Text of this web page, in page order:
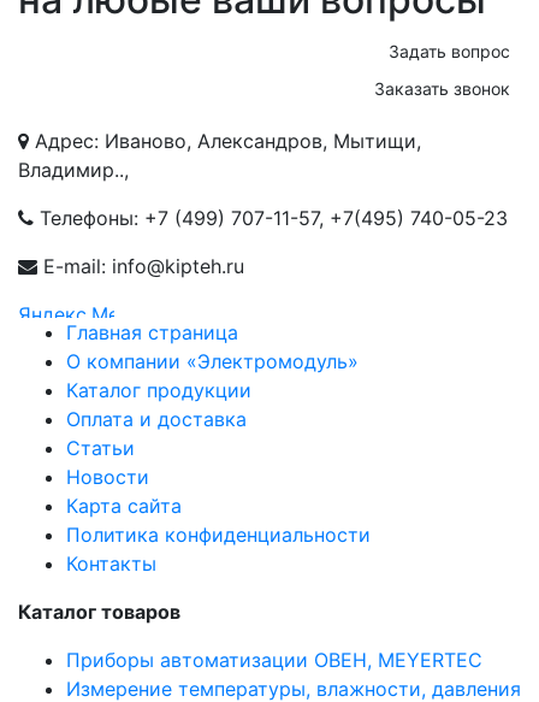
Задать вопрос
Заказать звонок
Адрес: Иваново, Александров, Мытищи,
Владимир..,
Телефоны: +7 (499) 707-11-57, +7(495) 740-05-23
E-mail: info@kipteh.ru
Главная страница
О компании «Электромодуль»
Каталог продукции
Оплата и доставка
Статьи
Новости
Карта сайта
Политика конфиденциальности
Контакты
Каталог товаров
Приборы автоматизации ОВЕН, MEYERTEC
Измерение температуры, влажности, давления